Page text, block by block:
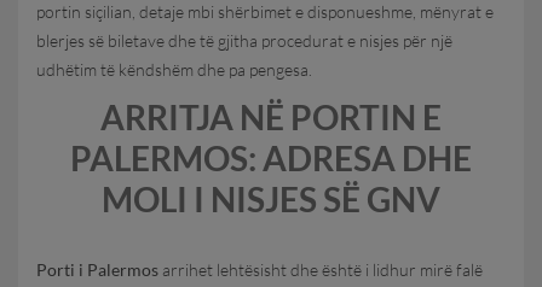
portin siçilian, detaje mbi shërbimet e disponueshme, mënyrat e
blerjes së biletave dhe të gjitha procedurat e nisjes për një
udhëtim të këndshëm dhe pa pengesa.
ARRITJA NË PORTIN E
PALERMOS: ADRESA DHE
MOLI I NISJES SË GNV
Porti i Palermos arrihet lehtësisht dhe është i lidhur mirë falë